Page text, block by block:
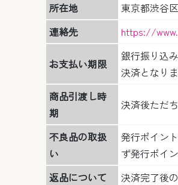
所在地
東京都渋谷
連絡先
https://
お支払い期限
銀行振り込
決済となり
商品引渡し時
期
決済後ただ
不良品の取扱
い
発行ポイン
ず発行ポイ
返品について
決済完了後